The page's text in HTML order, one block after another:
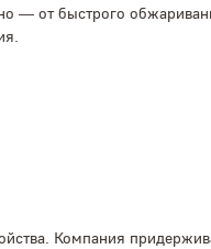
— от быстрого
Компания